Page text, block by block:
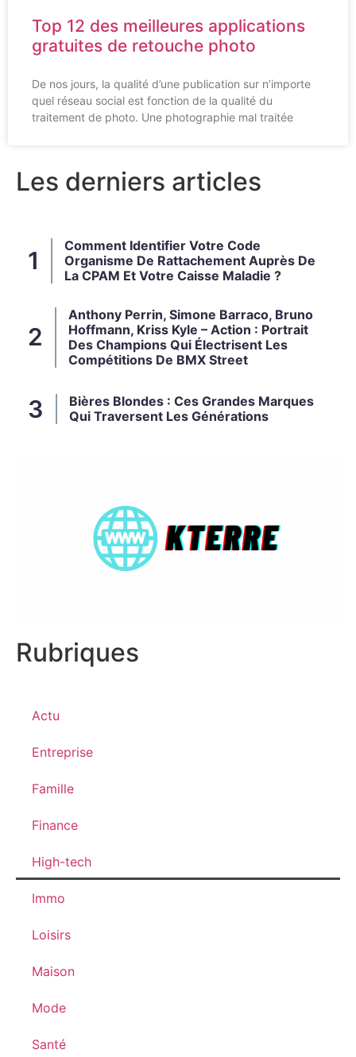
Top 12 des meilleures applications
gratuites de retouche photo
De nos jours, la qualité d’une publication sur n’importe
quel réseau social est fonction de la qualité du
traitement de photo. Une photographie mal traitée
Les derniers articles
Comment Identifier Votre Code
Organisme De Rattachement Auprès De
La CPAM Et Votre Caisse Maladie ?
Anthony Perrin, Simone Barraco, Bruno
Hoffmann, Kriss Kyle – Action : Portrait
Des Champions Qui Électrisent Les
Compétitions De BMX Street
Bières Blondes : Ces Grandes Marques
Qui Traversent Les Générations
Rubriques
Actu
Entreprise
Famille
Finance
High-tech
Immo
Loisirs
Maison
Mode
Santé